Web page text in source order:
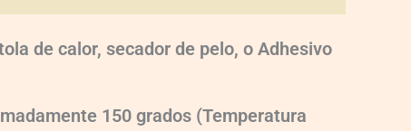
de calor, secador de pelo, o Adhesivo
150 grados (Temperatura